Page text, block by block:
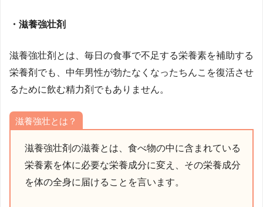
・滋養強壮剤
滋養強壮剤とは、毎日の食事で不足する栄養素を補助する
栄養剤でも、中年男性が勃たなくなったちんこを復活させ
るために飲む精力剤でもありません。
滋養強壮とは？
滋養強壮剤の滋養とは、食べ物の中に含まれている
栄養素を体に必要な栄養成分に変え、その栄養成分
を体の全身に届けることを言います。